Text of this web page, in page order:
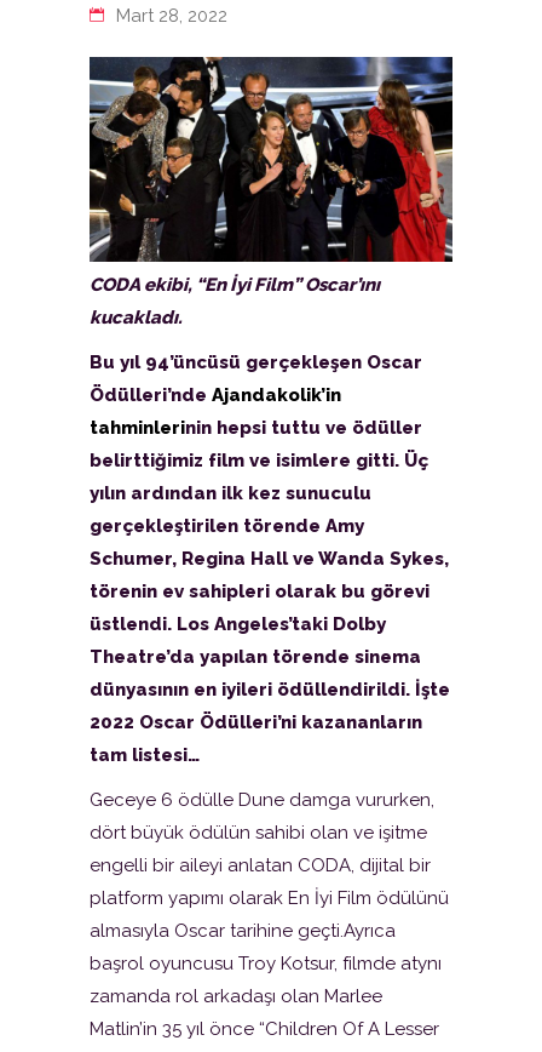
Mart 28, 2022
CODA ekibi, “En İyi Film” Oscar’ını
kucakladı.
Bu yıl 94’üncüsü gerçekleşen Oscar
Ödülleri’nde Ajandakolik’in
tahminlerinin hepsi tuttu ve ödüller
belirttiğimiz film ve isimlere gitti. Üç
yılın ardından ilk kez sunuculu
gerçekleştirilen törende Amy
Schumer, Regina Hall ve Wanda Sykes,
törenin ev sahipleri olarak bu görevi
üstlendi. Los Angeles’taki Dolby
Theatre’da yapılan törende sinema
dünyasının en iyileri ödüllendirildi. İşte
2022 Oscar Ödülleri’ni kazananların
tam listesi…
Geceye 6 ödülle Dune damga vururken,
dört büyük ödülün sahibi olan ve işitme
engelli bir aileyi anlatan CODA, dijital bir
platform yapımı olarak En İyi Film ödülünü
almasıyla Oscar tarihine geçti.Ayrıca
başrol oyuncusu Troy Kotsur, filmde atynı
zamanda rol arkadaşı olan Marlee
Matlin’in 35 yıl önce “Children Of A Lesser